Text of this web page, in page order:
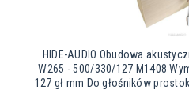
HIDE-AUDIO Obudowa
W265 - 500/330/127 M1408
127 gł mm Do głośników